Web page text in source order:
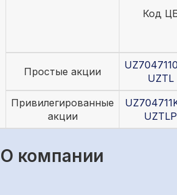
Код
Простые акции
UZTL
Привилегированные
акции
UZTLP
О компании